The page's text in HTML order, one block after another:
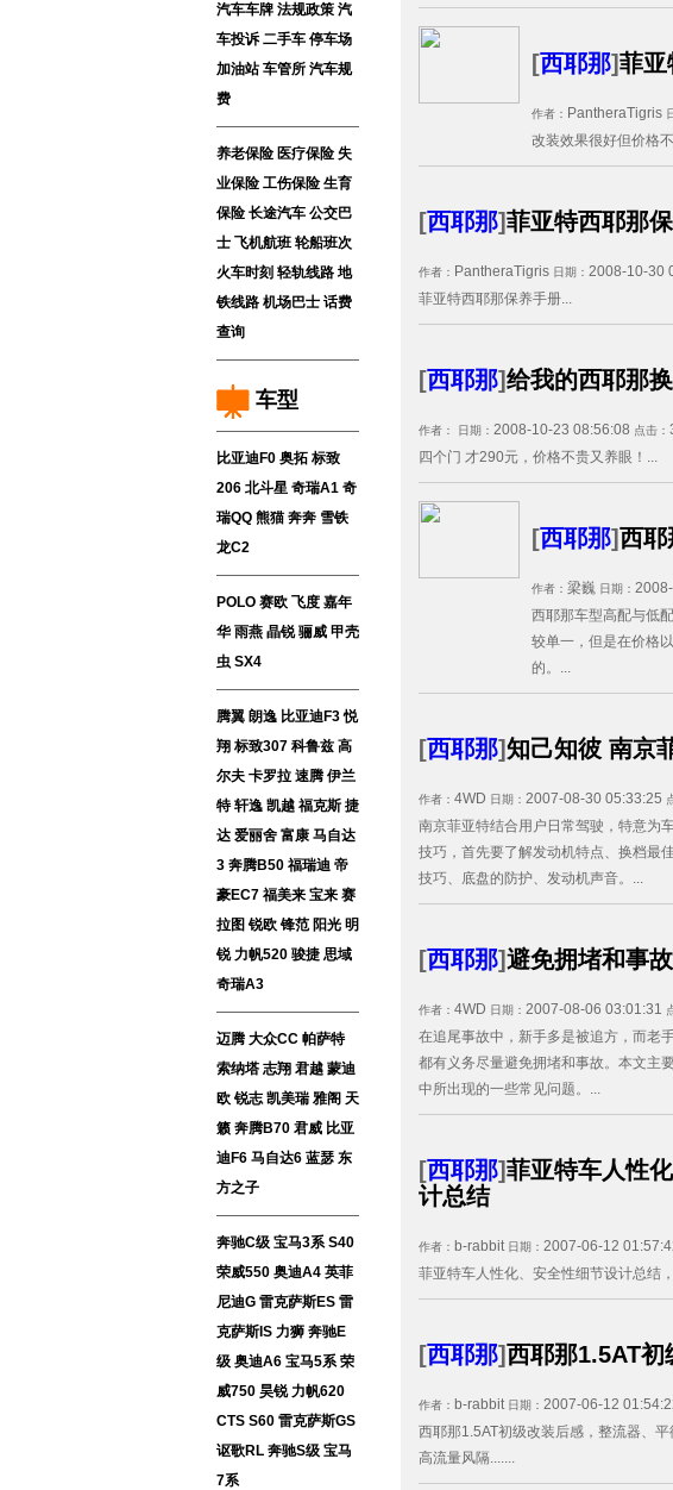
汽车车牌 法规政策 汽
车投诉 二手车 停车场
加油站 车管所 汽车规
费
养老保险 医疗保险 失
业保险 工伤保险 生育
保险 长途汽车 公交巴
士 飞机航班 轮船班次
火车时刻 轻轨线路 地
铁线路 机场巴士 话费
查询
车型
比亚迪F0 奥拓 标致
206 北斗星 奇瑞A1 奇
瑞QQ 熊猫 奔奔 雪铁
龙C2
POLO 赛欧 飞度 嘉年
华 雨燕 晶锐 骊威 甲壳
虫 SX4
腾翼 朗逸 比亚迪F3 悦
翔 标致307 科鲁兹 高
尔夫 卡罗拉 速腾 伊兰
特 轩逸 凯越 福克斯 捷
达 爱丽舍 富康 马自达
3 奔腾B50 福瑞迪 帝
豪EC7 福美来 宝来 赛
拉图 锐欧 锋范 阳光 明
锐 力帆520 骏捷 思域
奇瑞A3
迈腾 大众CC 帕萨特
索纳塔 志翔 君越 蒙迪
欧 锐志 凯美瑞 雅阁 天
籁 奔腾B70 君威 比亚
迪F6 马自达6 蓝瑟 东
方之子
奔驰C级 宝马3系 S40
荣威550 奥迪A4 英菲
尼迪G 雷克萨斯ES 雷
克萨斯IS 力狮 奔驰E
级 奥迪A6 宝马5系 荣
威750 昊锐 力帆620
CTS S60 雷克萨斯GS
讴歌RL 奔驰S级 宝马
7系
[西耶那]菲亚
作者： PantheraTigris
改装效果很好但价格
[西耶那]菲亚特西耶那
作者： PantheraTigris 日期： 2008-10-30
菲亚特西耶那保养手册...
[西耶那]给我的西耶那
作者： 日期： 2008-10-23 08:56:08 点击：
四个门 才290元，价格不贵又养眼！...
[西耶那]西耶
作者： 梁巍 日期：
西耶那车型高配与低
较单一，但是在价格
的。...
[西耶那]知己知彼 南京
作者： 4WD 日期： 2007-08-30 05:33:25
南京菲亚特结合用户日常驾驶，特意为
技巧，首先要了解发动机特点、换档最
技巧、底盘的防护、发动机声音。...
[西耶那]避免拥堵和事
作者： 4WD 日期： 2007-08-06 03:01:31
在追尾事故中，新手多是被追方，而老
都有义务尽量避免拥堵和事故。本文主
中所出现的一些常见问题。...
[西耶那]菲亚特车人性
计总结
作者： b-rabbit 日期： 2007-06-12
菲亚特车人性化、安全性细节设计总结
[西耶那]西耶那1.5AT初
作者： b-rabbit 日期： 2007-06-12
西耶那1.5AT初级改装后感，整流器、平
高流量风隔.......